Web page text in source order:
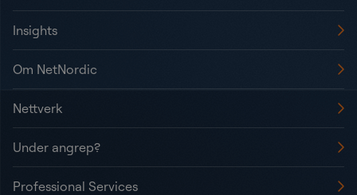
Insights
Om NetNordic
Nettverk
Under angrep?
Professional Services